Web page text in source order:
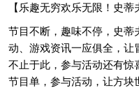
【乐趣无穷欢乐无限！史蒂
节目不断，趣味不停，史蒂
动、游戏资讯一应俱全，让
不止于此，参与活动还有惊
节目单，参与活动，让方块